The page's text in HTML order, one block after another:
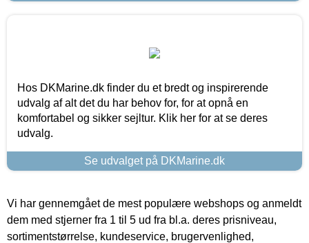
Hos DKMarine.dk finder du et bredt og inspirerende
udvalg af alt det du har behov for, for at opnå en
komfortabel og sikker sejltur. Klik her for at se deres
udvalg.
Se udvalget på DKMarine.dk
Vi har gennemgået de mest populære webshops og anmeldt
dem med stjerner fra 1 til 5 ud fra bl.a. deres prisniveau,
sortimentstørrelse, kundeservice, brugervenlighed,